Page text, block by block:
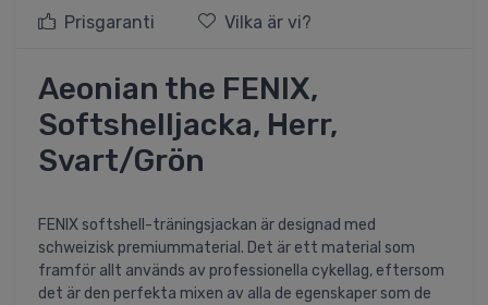
Prisgaranti Vilka är vi?
Aeonian the FENIX,
Softshelljacka, Herr,
Svart/Grön
FENIX softshell-träningsjackan är designad med
schweizisk premiummaterial. Det är ett material som
framför allt används av professionella cykellag, eftersom
det är den perfekta mixen av alla de egenskaper som de